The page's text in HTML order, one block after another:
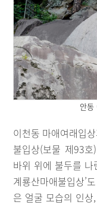
안동
이천동 마애여래입
불입상(보물 제93
바위 위에 불두를 나
계룡산마애불입상’
은 얼굴 모습의 인